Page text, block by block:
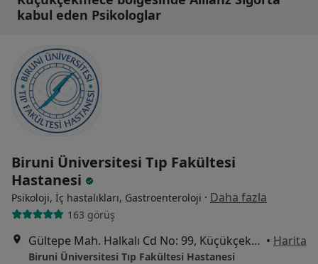
kabul eden Psikologlar
Biruni Üniversitesi Tıp Fakültesi
Hastanesi
Psikoloji, İç hastalıkları, Gastroenteroloji · Daha fazla
163 görüş
Gültepe Mah. Halkalı Cd No: 99, Küçükçekmece • Harita
Biruni Üniversitesi Tıp Fakültesi Hastanesi